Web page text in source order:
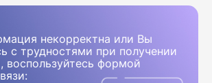
некорректна или Вы
с трудностями при получении
воспользуйтесь формой